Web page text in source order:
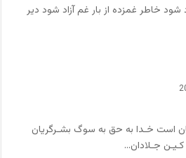
خاطر غمزده از بار غم آزاد شود دیر
است خـدا به حق به سوگ بشـرگریان
جـلادان…